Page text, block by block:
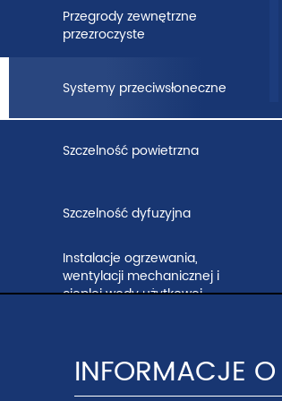
Przegrody zewnętrzne
przezroczyste
Systemy przeciwsłoneczne
Szczelność powietrzna
Szczelność dyfuzyjna
Instalacje ogrzewania,
wentylacji mechanicznej i
ciepłej wody użytkowej
INFORMACJE